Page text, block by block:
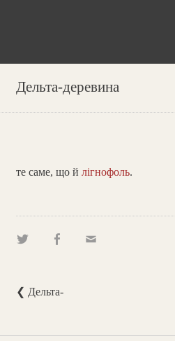
Дельта-деревина
те саме, що й лігнофоль.
❮ Дельта-